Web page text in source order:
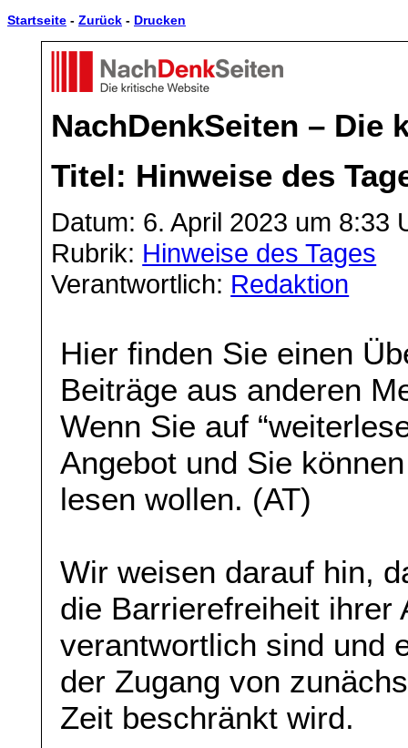
Startseite - Zurück - Drucken
NachDenkSeiten – Die
Titel: Hinweise des
Datum: 6. April 2023 um 8:33
Rubrik: Hinweise des Tages
Verantwortlich: Redaktion
Hier finden Sie einen
Beiträge aus anderen
Wenn Sie auf
Angebot und Sie
lesen wollen. (AT)
Wir weisen darauf hin,
die Barrierefreiheit ihrer
verantwortlich sind und
der Zugang von
Zeit beschränkt wird.